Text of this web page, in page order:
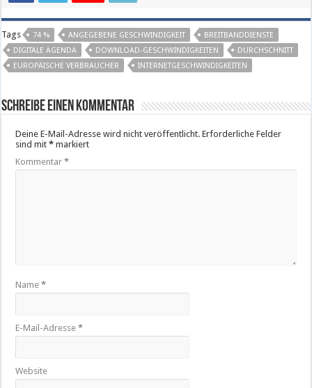
Tags 74 % ANGEGEBENE GESCHWINDIGKEIT
BREITBANDDIENSTE
DIGITALE AGENDA
DOWNLOAD-GESCHWINDIGKEITEN
DURCHSCHNITT
EUROPÄISCHE VERBRAUCHER
INTERNETGESCHWINDIGKEITEN
Schreibe einen Kommentar
Deine E-Mail-Adresse wird nicht veröffentlicht. Erforderliche Felder
sind mit* markiert
Kommentar*
Name*
E-Mail-Adresse*
Website